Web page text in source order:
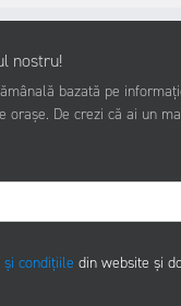
nostru!
bazată pe
orașe. De crezi că ai un
condițiile din website și